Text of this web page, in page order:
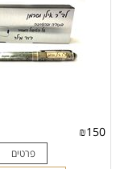
₪150
פרטים